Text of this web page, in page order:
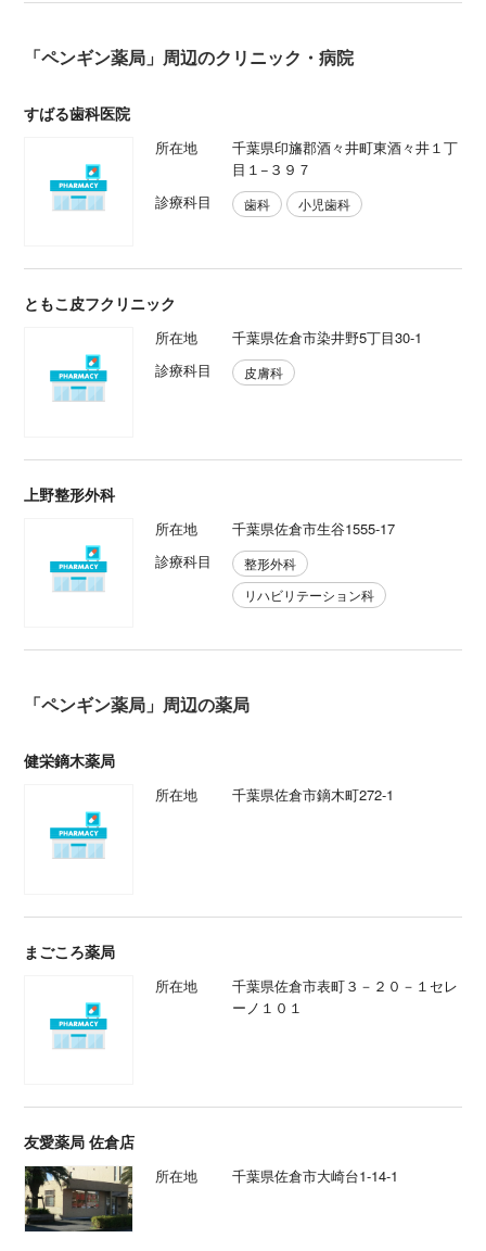
「ペンギン薬局」周辺のクリニック・病院
すばる歯科医院
所在地
千葉県印旛郡酒々井町東酒々井１丁
目１−３９７
診療科目
歯科 小児歯科
ともこ皮フクリニック
所在地
千葉県佐倉市染井野5丁目30-1
診療科目
皮膚科
上野整形外科
所在地
千葉県佐倉市生谷1555-17
診療科目
整形外科
リハビリテーション科
「ペンギン薬局」周辺の薬局
健栄鏑木薬局
所在地 千葉県佐倉市鏑木町272-1
まごころ薬局
所在地
千葉県佐倉市表町３－２０－１セレ
ーノ１０１
友愛薬局 佐倉店
所在地 千葉県佐倉市大崎台1-14-1